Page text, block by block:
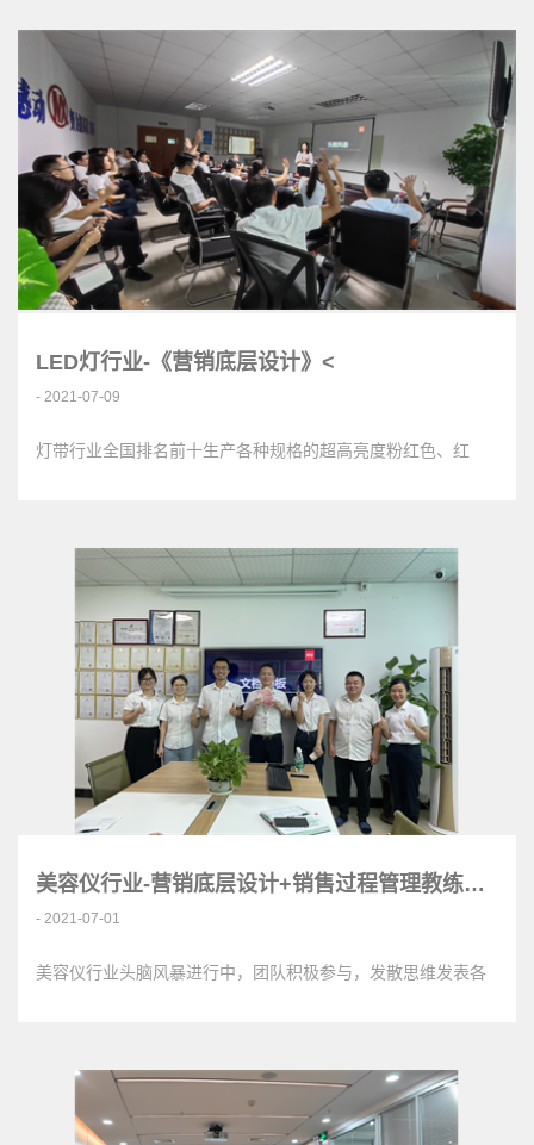
LED灯行业-《营销底层设计》<
- 2021-07-09
灯带行业全国排名前十生产各种规格的超高亮度粉红色、红
美容仪行业-营销底层设计+销售过程管理教练辅导<
- 2021-07-01
美容仪行业头脑风暴进行中，团队积极参与，发散思维发表各